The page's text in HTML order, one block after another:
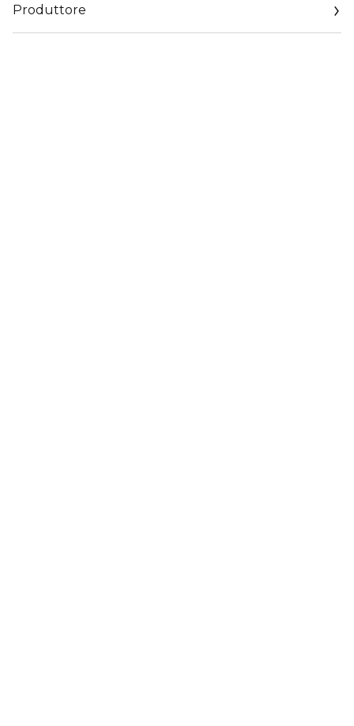
PACKAGING DI ECO-DESIGN
Produttore